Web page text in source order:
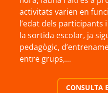
activitats varien en
l’edat dels participants
la sortida escolar, ja
pedagògic,
entre grups,…
CONSULTA